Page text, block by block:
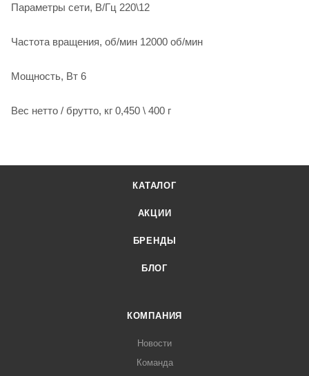
Параметры сети, В/Гц 220\12
Частота вращения, об/мин 12000 об/мин
Мощность, Вт 6
Вес нетто / брутто, кг 0,450 \ 400 г
КАТАЛОГ
АКЦИИ
БРЕНДЫ
БЛОГ
КОМПАНИЯ
Новости
Команда